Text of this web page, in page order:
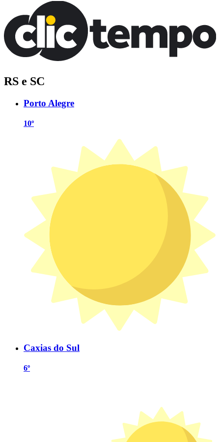
RS e SC
Porto Alegre
10º
Caxias do Sul
6º